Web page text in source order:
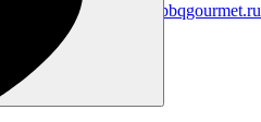
Написать нам
info@bbqgourmet.ru
Мы в сети: